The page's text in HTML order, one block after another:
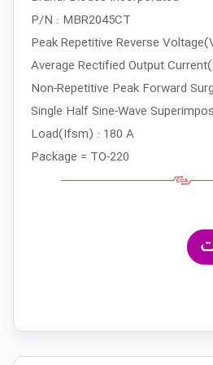
P/N : MBR2045CT
Peak Repetitive Reverse
Average Rectified Output
Non-Repetitive Peak Forward
Single Half Sine-Wave
Load(Ifsm) : 180 A
Package = TO-220